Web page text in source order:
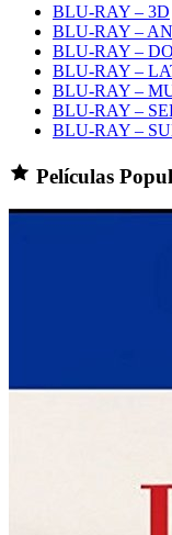
BLU-RAY – 3D
BLU-RAY –
BLU-RAY –
BLU-RAY –
BLU-RAY –
BLU-RAY –
BLU-RAY –
Películas